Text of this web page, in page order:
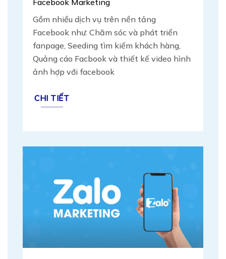
Gồm nhiều dịch vụ trên nền tảng
Facebook như: Chăm sóc và phát triển
fanpage, Seeding tìm kiếm khách hàng,
Quảng cáo Facbook và thiết kế video hình
ảnh hợp với facebook
CHI TIẾT